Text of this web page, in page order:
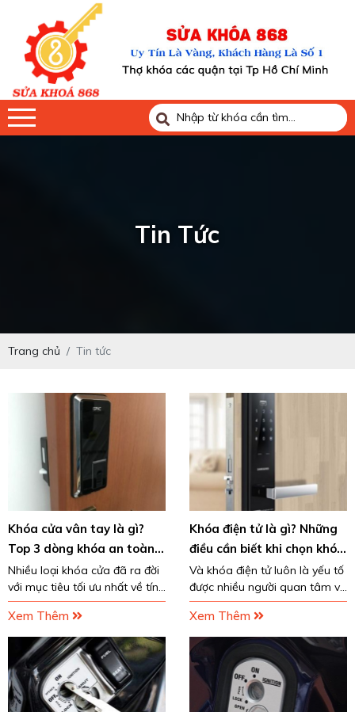
Tin Tức
Trang chủ Tin tức
Khóa cửa vân tay là gì?
Top 3 dòng khóa an toàn
nhất!
Nhiều loại khóa cửa đã ra đời
với mục tiêu tối ưu nhất về tính
an toàn. Trong đó, khóa cửa
vân tay là loại khóa được
nhiều người tin tưởng bởi khả
năng bảo mật
Xem Thêm
Khóa điện tử là gì? Những
điều cần biết khi chọn khóa
điện tử
Và khóa điện tử luôn là yếu tố
được nhiều người quan tâm và
mong muốn trang bị cho gia
đình của mình. Vậy khóa điện
tử là gì? Liệu có phù hợp với
gia đình bạn
Xem Thêm